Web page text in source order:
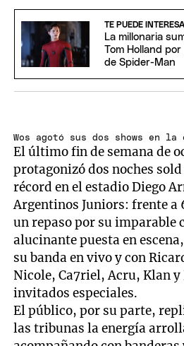
TE PUEDE
La millonaria
Tom Holland
de Spider-Man
Wos agotó sus dos shows en la
El último fin de semana de
protagonizó dos noches
récord en el estadio Diego
Argentinos Juniors: frente a
un repaso por su imparable
alucinante puesta en
su banda en vivo y con
Nicole, Ca7riel, Acru, Klan y
invitados especiales.
El público, por su parte,
las tribunas la energía